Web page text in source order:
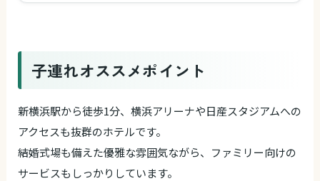
子連れオススメポイント
新横浜駅から徒歩1分、横浜アリーナや日産スタジアムへの
アクセスも抜群のホテルです。
結婚式場も備えた優雅な雰囲気ながら、ファミリー向けの
サービスもしっかりしています。